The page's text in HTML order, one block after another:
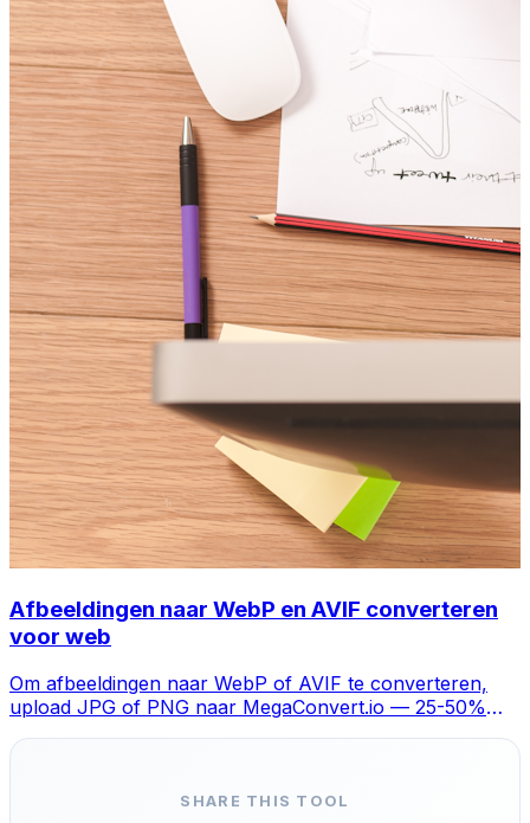
Afbeeldingen naar WebP en AVIF converteren
voor web
Om afbeeldingen naar WebP of AVIF te converteren,
upload JPG of PNG naar MegaConvert.io — 25-50%
SHARE THIS TOOL